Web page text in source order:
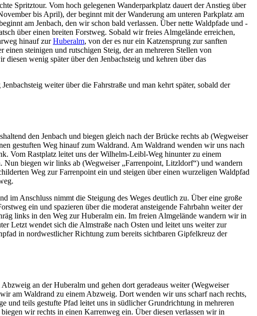
Spritztour. Vom hoch gelegenen Wanderparkplatz dauert der Anstieg über
bis April), der beginnt mit der Wanderung am unteren Parkplatz am
am Jenbach, den wir schon bald verlassen. Über nette Waldpfade und -
über einen breiten Forstweg. Sobald wir freies Almgelände erreichen,
hinauf zurHuberalm, von der es nur ein Katzensprung zur sanften
steinigen und rutschigen Steig, der an mehreren Stellen von
wenig später über den Jenbachsteig und kehren über das
weiter über die Fahrstraße und man kehrt später, sobald der
den Jenbach und biegen gleich nach der Brücke rechts ab (Wegweiser
gestuften Weg hinauf zum Waldrand. Am Waldrand wenden wir uns nach
Vom Rastplatz leitet uns der Wilhelm-Leibl-Weg hinunter zu einem
biegen wir links ab (Wegweiser „Farrenpoint, Litzldorf“) und wandern
Weg zur Farrenpoint ein und steigen über einen wurzeligen Waldpfad
Anschluss nimmt die Steigung des Weges deutlich zu. Über eine große
ein und spazieren über die moderat ansteigende Fahrbahn weiter der
links in den Weg zur Huberalm ein. Im freien Almgelände wandern wir in
Letzt wendet sich die Almstraße nach Osten und leitet uns weiter zur
in nordwestlicher Richtung zum bereits sichtbaren Gipfelkreuz der
an der Huberalm und gehen dort geradeaus weiter (Wegweiser
am Waldrand zu einem Abzweig. Dort wenden wir uns scharf nach rechts,
und teils gestufte Pfad leitet uns in südlicher Grundrichtung in mehreren
wir rechts in einen Karrenweg ein. Über diesen verlassen wir in